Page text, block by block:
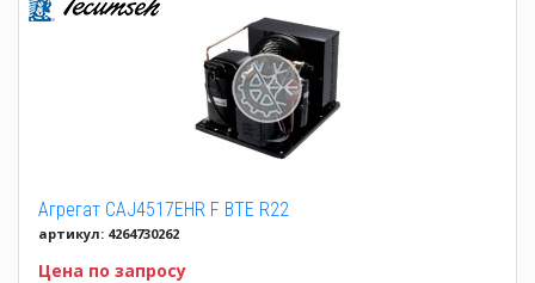
Агрегат CAJ4517EHR F BTE R22
артикул: 4264730262
Цена по запросу